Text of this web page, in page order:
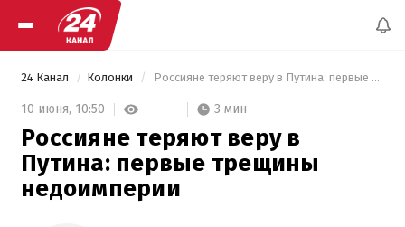
24 Канал Колонки Россияне теряют веру в Путина: первые трещины недоимперии
10 июня, 10:50 3 мин
Россияне теряют веру в
Путина: первые трещины
недоимперии